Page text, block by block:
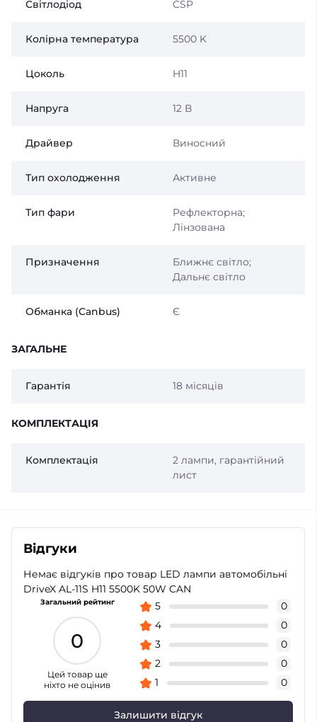
Світлодіод CSP
Колірна температура 5500 K
Цоколь H11
Напруга 12 В
Драйвер Виносний
Тип охолодження Активне
Тип фари Рефлекторна;
Лінзована
Призначення
Ближнє світло;
Дальнє світло
Обманка (Canbus) Є
ЗАГАЛЬНЕ
Гарантія 18 місяців
КОМПЛЕКТАЦІЯ
Комплектація
2 лампи, гарантійний
лист
Відгуки
Немає відгуків про товар LED лампи автомобільні
DriveX AL-11S H11 5500K 50W CAN
Загальний рейтинг
0
Цей товар ще
ніхто не оцінив
5
0
4
0
3
0
2
0
1
0
Залишити відгук